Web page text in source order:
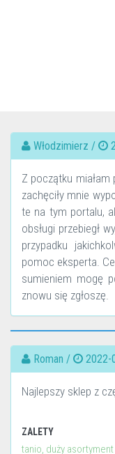
Włodzimierz /
Z początku
zachęciły mnie
te na tym portalu,
obsługi przebiegł
przypadku
pomoc eksperta.
sumieniem mogę
znowu się zgłoszę.
Roman / 2022-
Najlepszy sklep z
ZALETY
tanio, duży asortyment